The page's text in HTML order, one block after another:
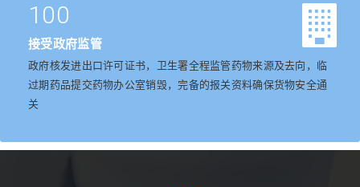
100
接受政府监管
政府核发进出口许可证书，卫生署全程监管药物来源及去向，临
过期药品提交药物办公室销毁，完备的报关资料确保货物安全通
关